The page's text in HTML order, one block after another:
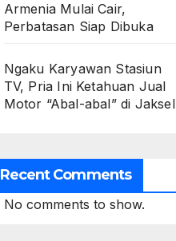
Armenia Mulai Cair,
Perbatasan Siap Dibuka
Ngaku Karyawan Stasiun
TV, Pria Ini Ketahuan Jual
Motor “Abal-abal” di Jaksel
Recent Comments
No comments to show.